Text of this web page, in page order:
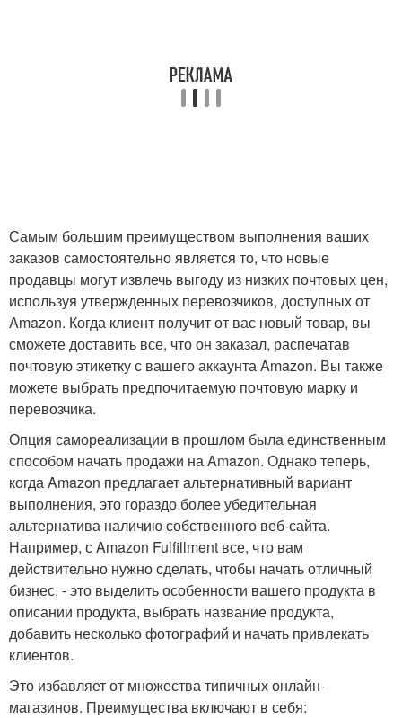
Самым большим преимуществом выполнения ваших
заказов самостоятельно является то, что новые
продавцы могут извлечь выгоду из низких почтовых цен,
используя утвержденных перевозчиков, доступных от
Amazon. Когда клиент получит от вас новый товар, вы
сможете доставить все, что он заказал, распечатав
почтовую этикетку с вашего аккаунта Amazon. Вы также
можете выбрать предпочитаемую почтовую марку и
перевозчика.
Опция самореализации в прошлом была единственным
способом начать продажи на Amazon. Однако теперь,
когда Amazon предлагает альтернативный вариант
выполнения, это гораздо более убедительная
альтернатива наличию собственного веб-сайта.
Например, с Amazon Fulfillment все, что вам
действительно нужно сделать, чтобы начать отличный
бизнес, - это выделить особенности вашего продукта в
описании продукта, выбрать название продукта,
добавить несколько фотографий и начать привлекать
клиентов.
Это избавляет от множества типичных онлайн-
магазинов. Преимущества включают в себя: